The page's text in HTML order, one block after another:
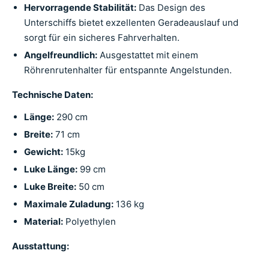
Hervorragende Stabilität: Das Design des
Unterschiffs bietet exzellenten Geradeauslauf und
sorgt für ein sicheres Fahrverhalten.
Angelfreundlich: Ausgestattet mit einem
Röhrenrutenhalter für entspannte Angelstunden.
Technische Daten:
Länge: 290 cm
Breite: 71 cm
Gewicht: 15kg
Luke Länge: 99 cm
Luke Breite: 50 cm
Maximale Zuladung: 136 kg
Material: Polyethylen
Ausstattung: